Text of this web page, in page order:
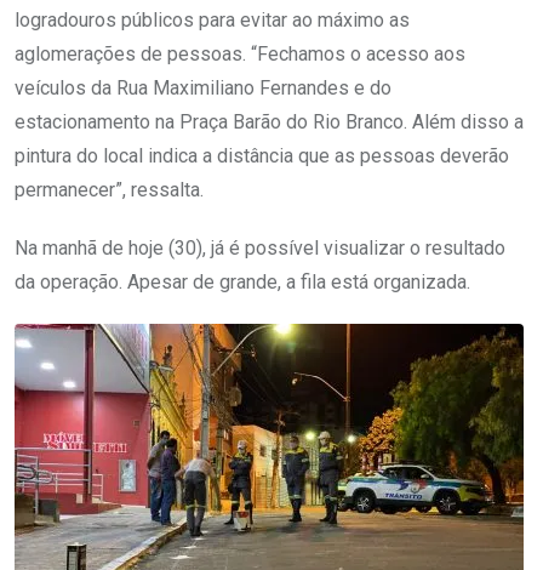
logradouros públicos para evitar ao máximo as
aglomerações de pessoas. “Fechamos o acesso aos
veículos da Rua Maximiliano Fernandes e do
estacionamento na Praça Barão do Rio Branco. Além disso a
pintura do local indica a distância que as pessoas deverão
permanecer”, ressalta.
Na manhã de hoje (30), já é possível visualizar o resultado
da operação. Apesar de grande, a fila está organizada.